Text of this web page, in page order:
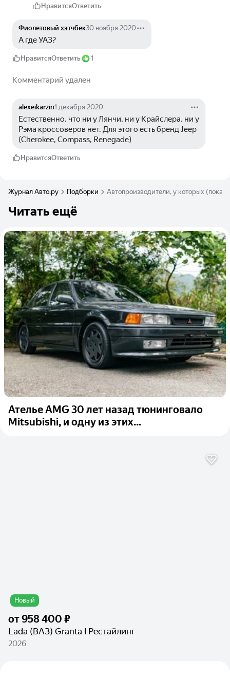
НравитсяОтветить
Фиолетовый хэтчбек30 ноября 2020
А где УАЗ?
НравитсяОтветить 1
Комментарий удален
alexeikarzin1 декабря 2020
Естественно, что ни у Лянчи, ни у Крайслера, ни у
Рэма кроссоверов нет. Для этого есть бренд Jeep
(Cherokee, Compass, Renegade)
НравитсяОтветить
Журнал Авто.ру Подборки Автопроизводители, у которых (пока)
Читать ещё
Ателье AMG 30 лет назад тюнинговало
Mitsubishi, и одну из этих...
Новый
от958 400 ₽
Lada (ВАЗ) Granta I Рестайлинг
2026